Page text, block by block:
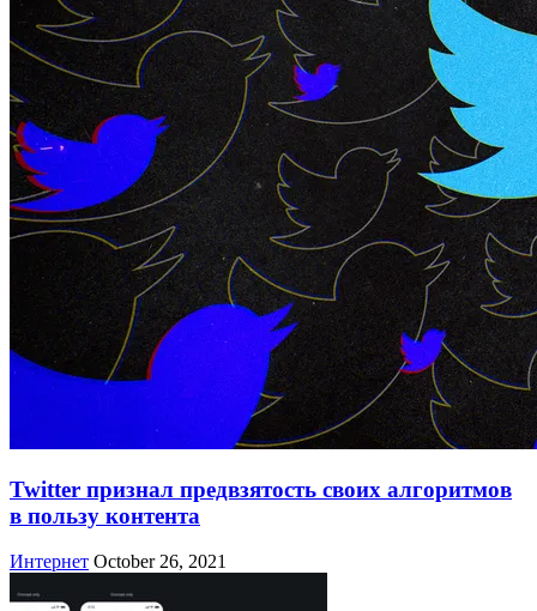
Twitter признал предвзятость своих алгоритмов
в пользу контента
Интернет October 26, 2021